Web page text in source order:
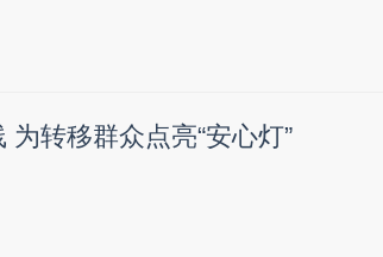
为转移群众点亮“安心灯”